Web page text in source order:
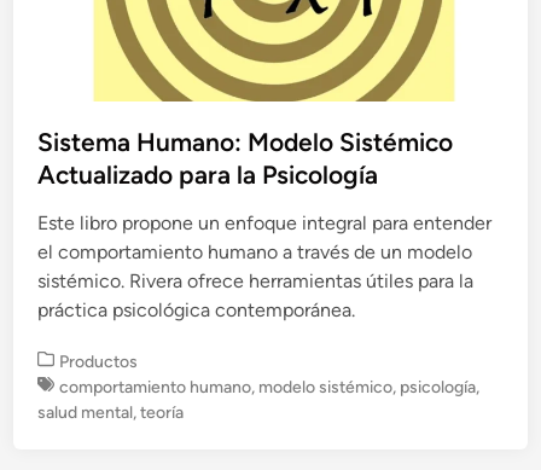
Sistema Humano: Modelo Sistémico
Actualizado para la Psicología
Este libro propone un enfoque integral para entender
el comportamiento humano a través de un modelo
sistémico. Rivera ofrece herramientas útiles para la
práctica psicológica contemporánea.
P
u
b
Productos
comportamiento humano, modelo sistémico, psicología,
salud mental,teoría